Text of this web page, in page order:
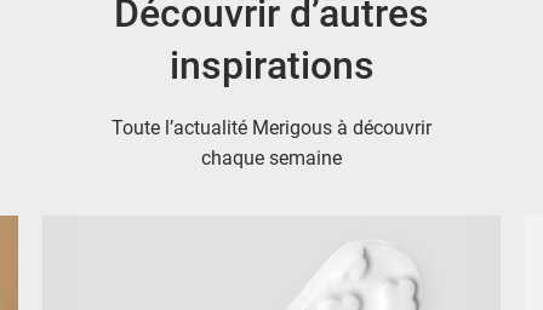
Découvrir d’autres
inspirations
Toute l’actualité Merigous à découvrir
chaque semaine